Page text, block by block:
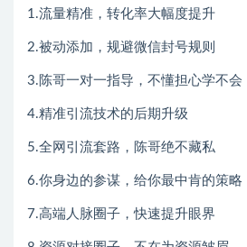
1.流量精准，转化率大幅度提升
2.被动添加，规避微信封号规则
3.陈哥一对一指导，不懂担心学不会
4.精准引流技术的后期升级
5.全网引流套路，陈哥绝不藏私
6.你身边的参谋，给你最中肯的策略
7.高端人脉圈子，快速提升眼界